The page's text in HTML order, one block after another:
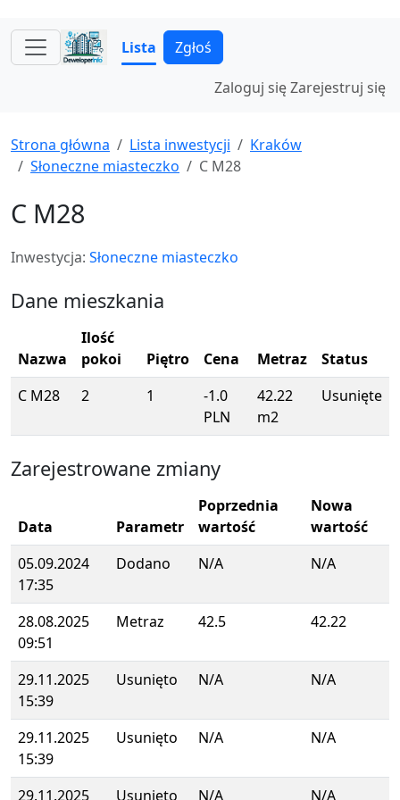
Lista Zgłoś
Zaloguj sięZarejestruj się
Strona główna Lista inwestycji
Kraków
Słoneczne miasteczko
C M28
C M28
Inwestycja: Słoneczne miasteczko
Dane mieszkania
Nazwa
Ilość
pokoi
Piętro Cena Metraz
Status
C M28
2 1
-1.0
PLN
42.22
m2
Usunięte
Zarejestrowane zmiany
Data Parametr
Poprzednia
wartość
Nowa
wartość
05.09.2024
17:35
Dodano N/A N/A
28.08.2025
09:51
Metraz 42.5 42.22
29.11.2025
15:39
Usunięto N/A N/A
29.11.2025
15:39
Usunięto N/A N/A
29.11.2025 Usunięto N/A N/A